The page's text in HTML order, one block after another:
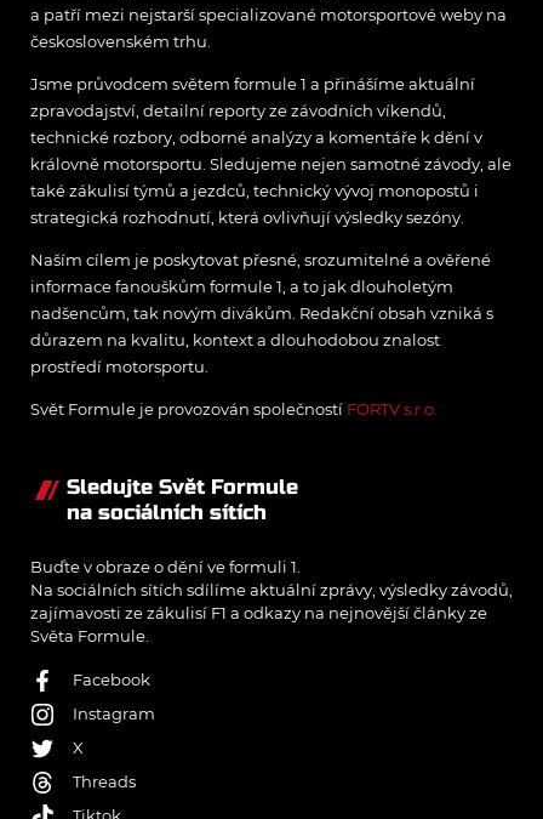
a patří mezi nejstarší specializované motorsportové weby na
československém trhu.
Jsme průvodcem světem formule 1 a přinášíme aktuální
zpravodajství, detailní reporty ze závodních víkendů,
technické rozbory, odborné analýzy a komentáře k dění v
královně motorsportu. Sledujeme nejen samotné závody, ale
také zákulisí týmů a jezdců, technický vývoj monopostů i
strategická rozhodnutí, která ovlivňují výsledky sezóny.
Naším cílem je poskytovat přesné, srozumitelné a ověřené
informace fanouškům formule 1, a to jak dlouholetým
nadšencům, tak novým divákům. Redakční obsah vzniká s
důrazem na kvalitu, kontext a dlouhodobou znalost
prostředí motorsportu.
Svět Formule je provozován společností FORTV s.r.o.
Sledujte Svět Formule
na sociálních sítích
Buďte v obraze o dění ve formuli 1.
Na sociálních sítích sdílíme aktuální zprávy, výsledky závodů,
zajímavosti ze zákulisí F1 a odkazy na nejnovější články ze
Světa Formule.
Facebook
Instagram
X
Threads
Tiktok